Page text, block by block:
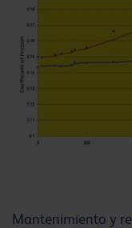
Mantenimiento y